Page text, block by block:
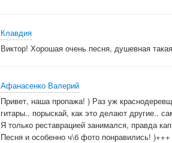
Клавдия
Виктор! Хорошая очень песня, душевная
Афанасенко Валерий
Привет, наша пропажа! ) Раз уж
гитары.. порыскай, как это делают другие..
Я только реставрацией занимался, правда
Песня и особенно ч\б фото понравились! )+++